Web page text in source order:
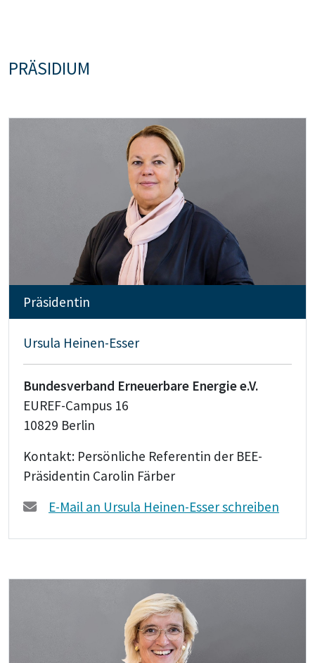
PRÄSIDIUM
Präsidentin
Ursula Heinen-Esser
Bundesverband Erneuerbare Energie e.V.
EUREF-Campus 16
10829 Berlin
Kontakt: Persönliche Referentin der BEE-
Präsidentin Carolin Färber
E-Mail an Ursula Heinen-Esser schreiben